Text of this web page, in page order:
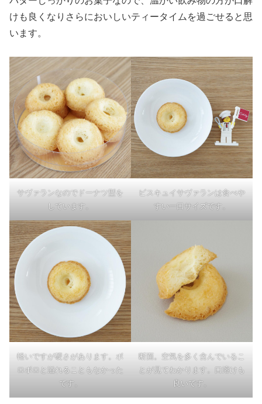
けも良くなりさらにおいしいティータイムを過ごせると思
います。
サヴァランなのでドーナツ型を
しています。
ビスキュイサヴァランは食べや
すい一口サイズです。
軽いですが硬さがあります。ボ
ロボロと溢れることもなかった
です。
断面。空気を多く含んでいるこ
とが見てわかります。口溶けも
良いです。